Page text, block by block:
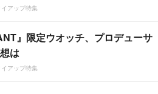
アップ特集
』限定ウオッチ、プロデューサ
は
アップ特集